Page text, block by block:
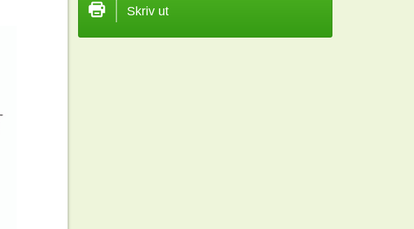
Skriv ut